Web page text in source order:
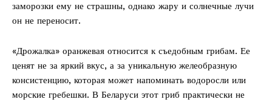
заморозки ему не страшны, однако жару и солнечные лучи
он не переносит.
«Дрожалка» оранжевая относится к съедобным грибам. Ее
ценят не за яркий вкус, а за уникальную желеобразную
консистенцию, которая может напоминать водоросли или
морские гребешки. В Беларуси этот гриб практически не